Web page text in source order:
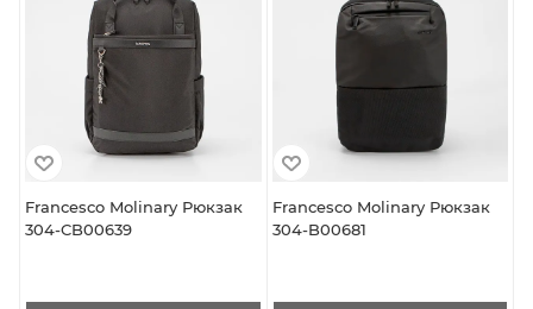
Francesco Molinary Рюкзак
304-CB00639
Francesco Molinary Рюкзак
304-B00681